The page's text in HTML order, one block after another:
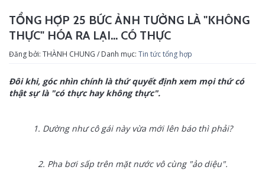
TỔNG HỢP 25 BỨC ẢNH TƯỞNG LÀ "KHÔNG
THỰC" HÓA RA LẠI... CÓ THỰC
Đăng bởi: THÀNH CHUNG / Danh mục: Tin tức tổng hợp
Đôi khi, góc nhìn chính là thứ quyết định xem mọi thứ có
thật sự là "có thực hay không thực".
1. Dường như cô gái này vừa mới lên báo thì phải?
2. Pha bơi sấp trên mặt nước vô cùng "ảo diệu".